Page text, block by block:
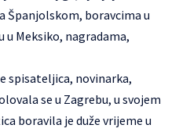
Španjolskom, boravcima u
u Meksiko, nagradama,
spisateljica, novinarka,
se u Zagrebu, u svojem
boravila je duže vrijeme u